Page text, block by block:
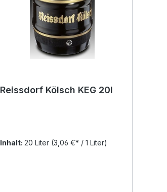
Reissdorf Kölsch KEG 20l
Inhalt:20 Liter (3,06 €* / 1 Liter)